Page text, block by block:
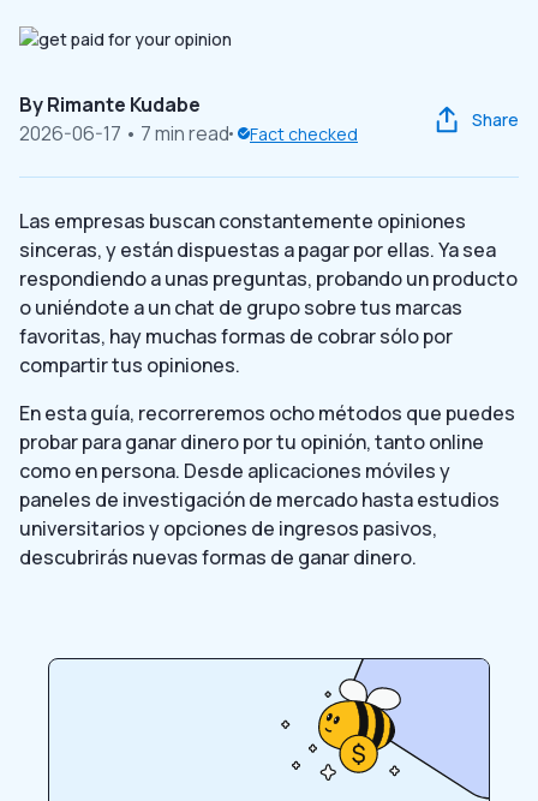
ByRimante Kudabe
2026-06-17 • 7 min read Fact checked
Share
Las empresas buscan constantemente opiniones
sinceras, y están dispuestas a pagar por ellas. Ya sea
respondiendo a unas preguntas, probando un producto
o uniéndote a un chat de grupo sobre tus marcas
favoritas, hay muchas formas de cobrar sólo por
compartir tus opiniones.
En esta guía, recorreremos ocho métodos que puedes
probar para ganar dinero por tu opinión, tanto online
como en persona. Desde aplicaciones móviles y
paneles de investigación de mercado hasta estudios
universitarios y opciones de ingresos pasivos,
descubrirás nuevas formas de ganar dinero.